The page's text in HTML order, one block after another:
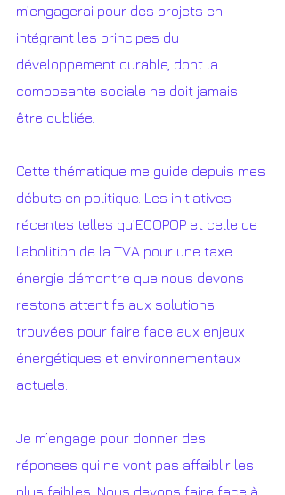
m’engagerai pour des projets en
intégrant les principes du
développement durable, dont la
composante sociale ne doit jamais
être oubliée.
Cette thématique me guide depuis mes
débuts en politique. Les initiatives
récentes telles qu’ECOPOP et celle de
l’abolition de la TVA pour une taxe
énergie démontre que nous devons
restons attentifs aux solutions
trouvées pour faire face aux enjeux
énergétiques et environnementaux
actuels.
Je m’engage pour donner des
réponses qui ne vont pas affaiblir les
plus faibles. Nous devons faire face à